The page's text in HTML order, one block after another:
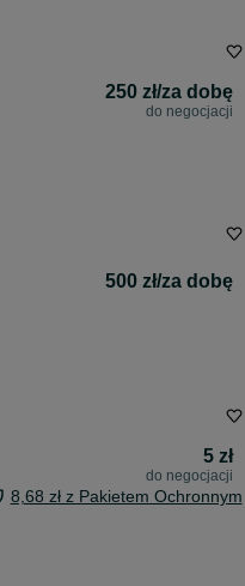
250 zł/za dobę
do negocjacji
500 zł/za dobę
5 zł
do negocjacji
8,68 zł z Pakietem Ochronnym